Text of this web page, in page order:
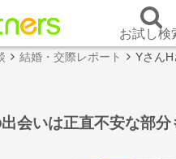
お試し検
結婚・交際レポート YさんH
会いは正直不安な部